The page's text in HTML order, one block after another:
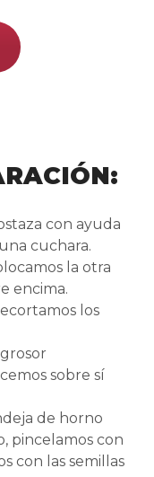
con ayuda
cuchara.
la otra
encima.
los
sobre sí
de horno
pincelamos con
con las semillas